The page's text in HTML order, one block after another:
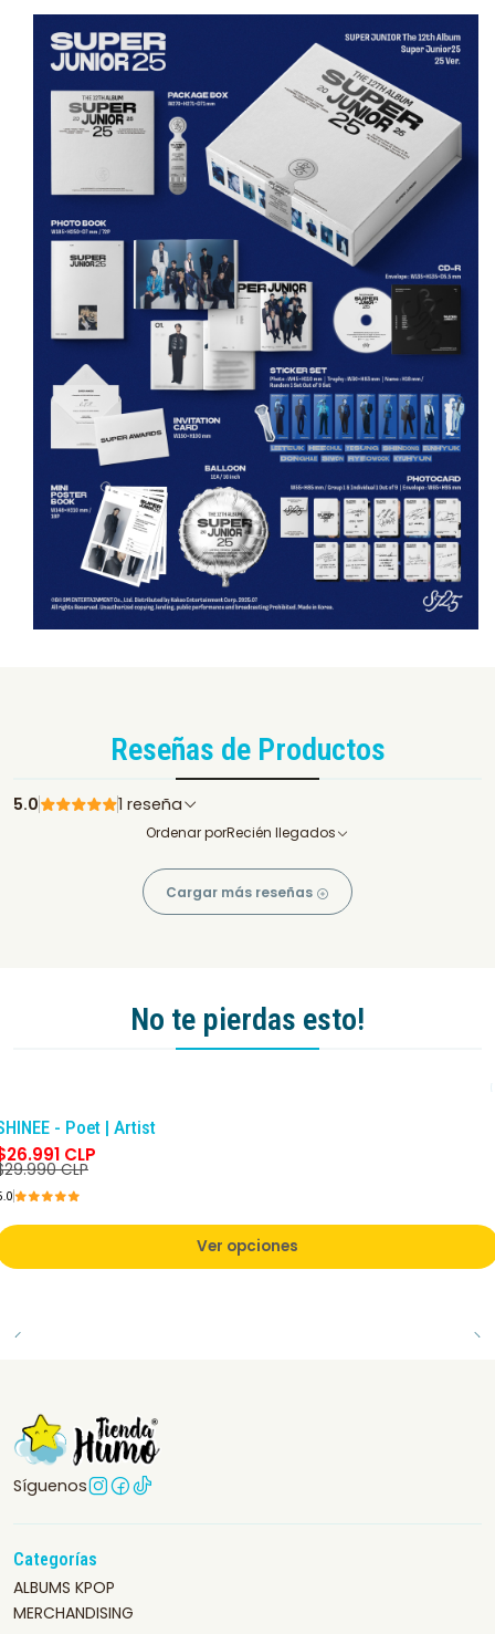
Reseñas de Productos
5.0 1 reseña
Ordenar porRecién llegados
Cargar más reseñas
No te pierdas esto!
- Poet | Artist
CLP
CLP
Ver opciones
Síguenos
Categorías
ALBUMS KPOP
MERCHANDISING